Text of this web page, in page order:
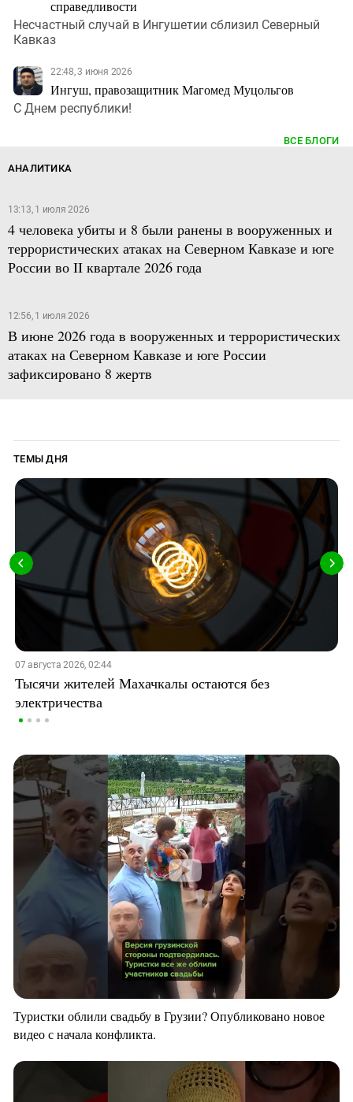
справедливости
Несчастный случай в Ингушетии сблизил Северный
Кавказ
22:48, 3 июня 2026
Ингуш, правозащитник Магомед Муцольгов
С Днем республики!
ВСЕ БЛОГИ
АНАЛИТИКА
13:13, 1 июля 2026
4 человека убиты и 8 были ранены в вооруженных и
террористических атаках на Северном Кавказе и юге
России во II квартале 2026 года
12:56, 1 июля 2026
В июне 2026 года в вооруженных и террористических
атаках на Северном Кавказе и юге России
зафиксировано 8 жертв
ТЕМЫ ДНЯ
07 августа 2026, 02:44
Тысячи жителей Махачкалы остаются без
электричества
Туристки облили свадьбу в Грузии? Опубликовано новое
видео с начала конфликта.